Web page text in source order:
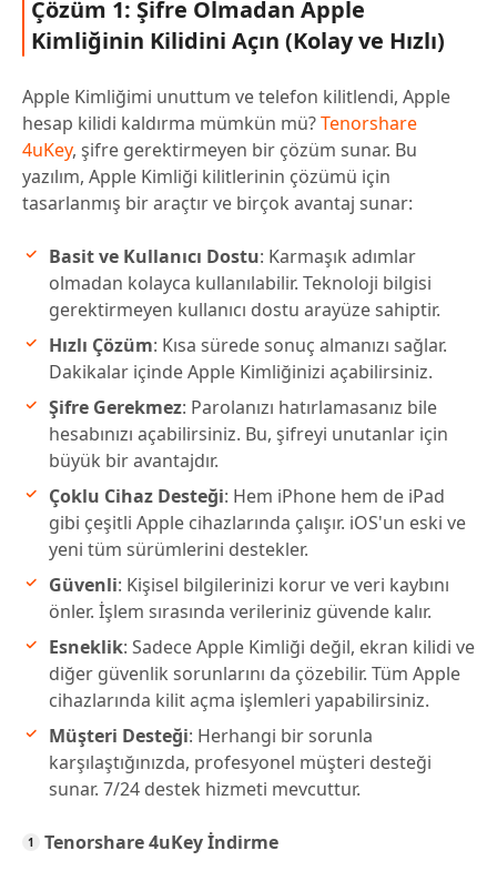
Çözüm 1: Şifre Olmadan Apple
Kimliğinin Kilidini Açın (Kolay ve Hızlı)
Apple Kimliğimi unuttum ve telefon kilitlendi, Apple
hesap kilidi kaldırma mümkün mü?Tenorshare
4uKey, şifre gerektirmeyen bir çözüm sunar. Bu
yazılım, Apple Kimliği kilitlerinin çözümü için
tasarlanmış bir araçtır ve birçok avantaj sunar:
Basit ve Kullanıcı Dostu: Karmaşık adımlar
olmadan kolayca kullanılabilir. Teknoloji bilgisi
gerektirmeyen kullanıcı dostu arayüze sahiptir.
Hızlı Çözüm: Kısa sürede sonuç almanızı sağlar.
Dakikalar içinde Apple Kimliğinizi açabilirsiniz.
Şifre Gerekmez: Parolanızı hatırlamasanız bile
hesabınızı açabilirsiniz. Bu, şifreyi unutanlar için
büyük bir avantajdır.
Çoklu Cihaz Desteği: Hem iPhone hem de iPad
gibi çeşitli Apple cihazlarında çalışır. iOS'un eski ve
yeni tüm sürümlerini destekler.
Güvenli: Kişisel bilgilerinizi korur ve veri kaybını
önler. İşlem sırasında verileriniz güvende kalır.
Esneklik: Sadece Apple Kimliği değil, ekran kilidi ve
diğer güvenlik sorunlarını da çözebilir. Tüm Apple
cihazlarında kilit açma işlemleri yapabilirsiniz.
Müşteri Desteği: Herhangi bir sorunla
karşılaştığınızda, profesyonel müşteri desteği
sunar. 7/24 destek hizmeti mevcuttur.
Tenorshare 4uKey İndirme